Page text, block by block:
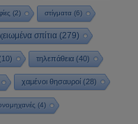
(2) στίγματα (6)
σπίτια(279)
τηλεπάθεια (40)
χαμένοι θησαυροί(28)
(4)